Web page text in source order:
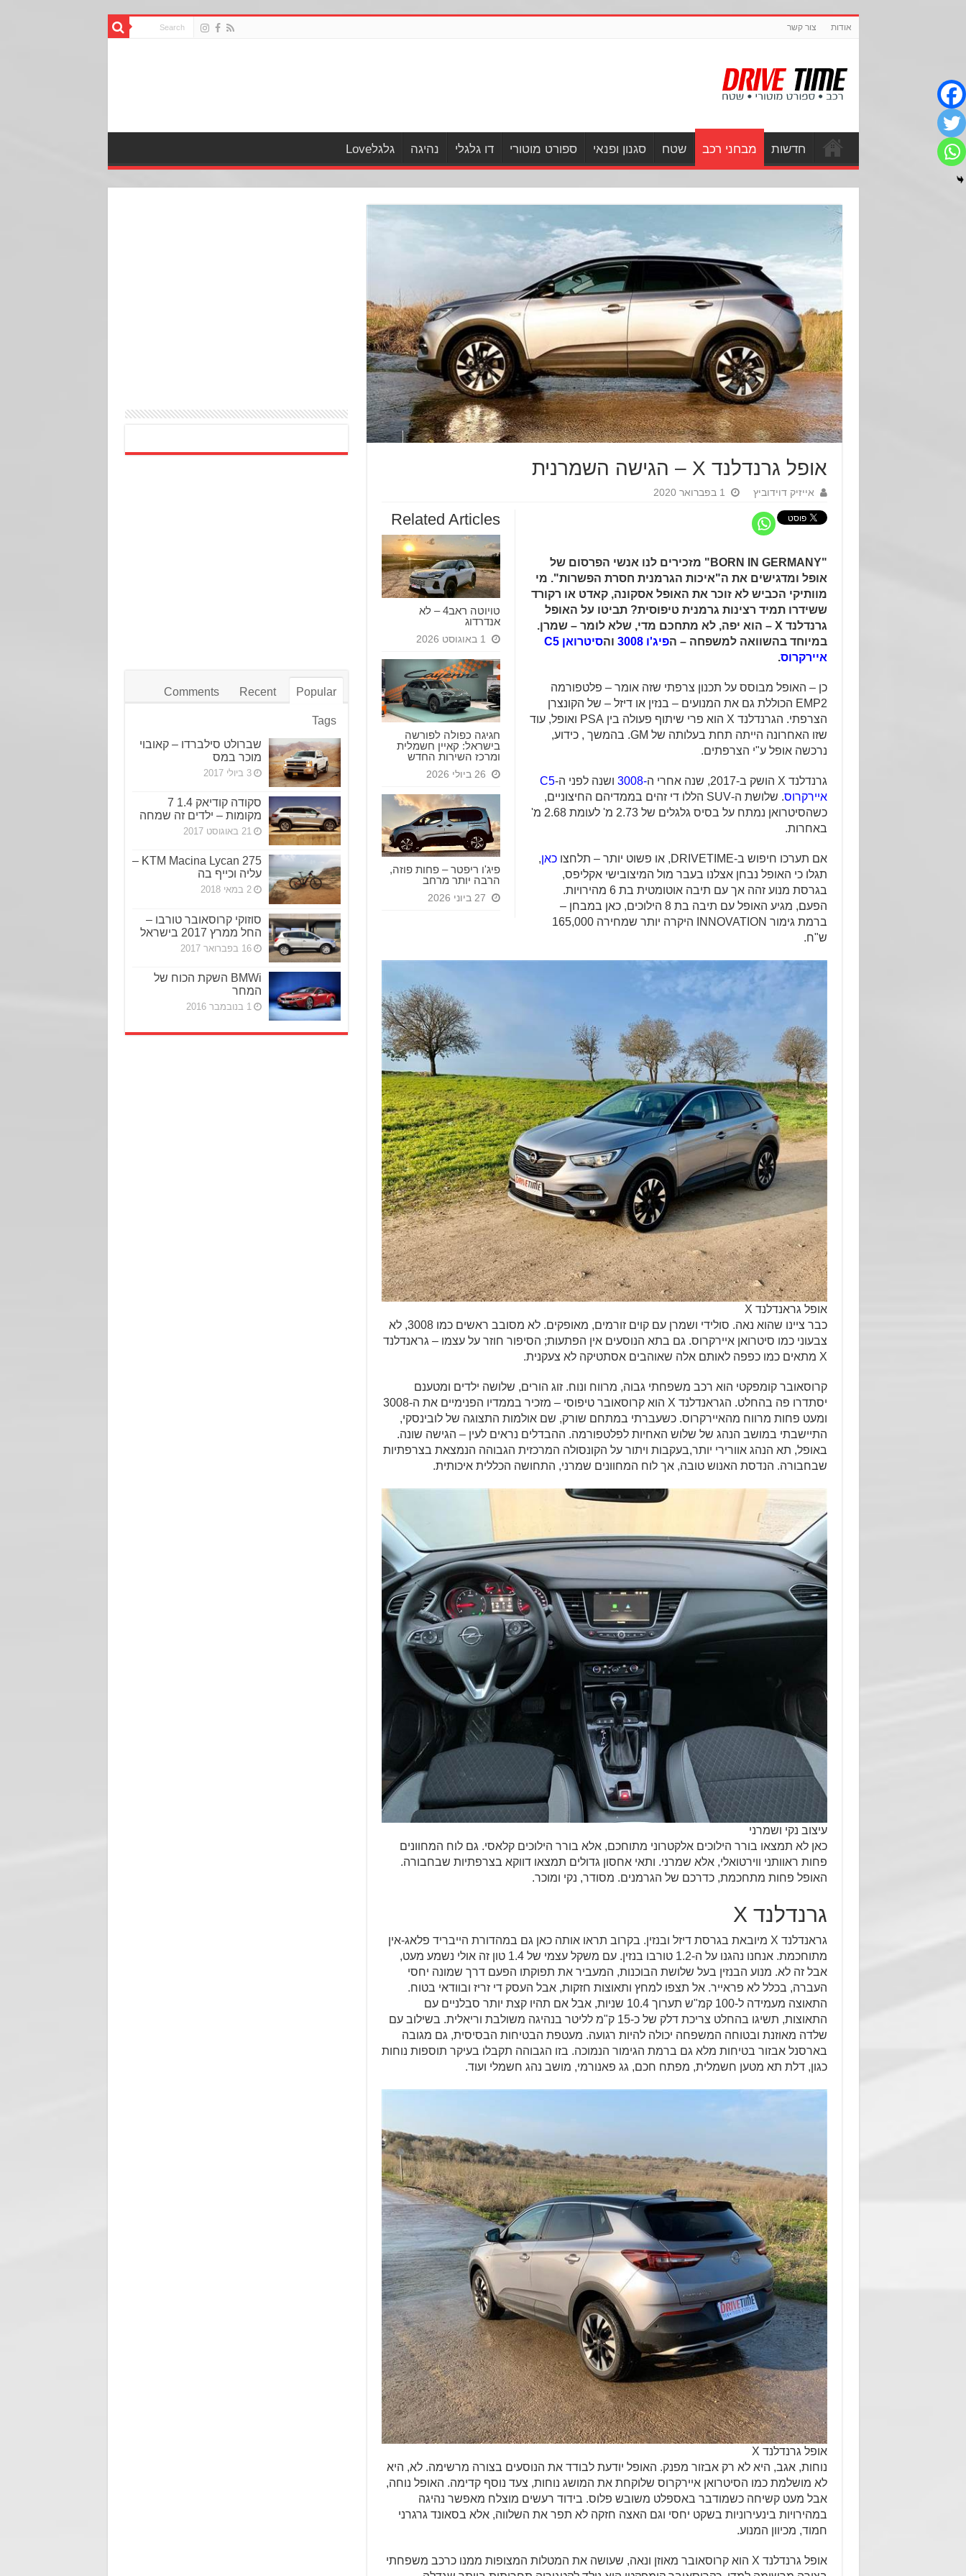
אודות צור קשר
חדשות מבחני רכב שטח סגנון ופנאי ספורט מוטורי דו גלגלי נהיגה גלגלLove
אופל גרנדלנד X – הגישה השמרנית
אייזיק דוידוביץ 1 בפברואר 2020
Related Articles
טויוטה ראב4 – לא
אנדרדוג
1 באוגוסט 2026
חגיגה כפולה לפורשה
בישראל: קאיין חשמלית
ומרכז השירות החדש
26 ביולי 2026
פיג'ו ריפטר – פחות פוזה,
הרבה יותר מרחב
27 ביוני 2026
"BORN IN GERMANY" מזכירים לנו אנשי הפרסום של
אופל ומדגישים את ה"איכות הגרמנית חסרת הפשרות". מי
מוותיקי הכביש לא זוכר את האופל אסקונה, קאדט או רקורד
ששידרו תמיד רצינות גרמנית טיפוסית? תביטו על האופל
גרנדלנד X – הוא יפה, לא מתחכם מדי, שלא לומר – שמרן.
במיוחד בהשוואה למשפחה – הפיג'ו3008 וה
סיטרואן C5
איירקרוס.
כן – האופל מבוסס על תכנון צרפתי שזה אומר – פלטפורמה
EMP2 הכוללת גם את המנועים – בנזין או דיזל – של הקונצרן
הצרפתי. הגרנדלנד X הוא פרי שיתוף פעולה בין PSA ואופל, עוד
שזו האחרונה הייתה תחת בעלותה של GM. בהמשך , כידוע,
נרכשה אופל ע"י הצרפתים.
גרנדלנד X הושק ב-2017, שנה אחרי ה -3008 ושנה לפני ה-C5
איירקרוס
. שלושת ה-SUV הללו די זהים בממדיהם החיצוניים,
כשהסיטרואן נמתח על בסיס גלגלים של 2.73 מ' לעומת 2.68 מ'
באחרות.
אם תערכו חיפוש ב-DRIVETIME, או פשוט יותר – תלחצו כאן,
תגלו כי האופל נבחן אצלנו בעבר מול המיצובישי אקליפס,
בגרסת מנוע זהה אך עם תיבה אוטומטית בת 6 מהירויות.
הפעם, מגיע האופל עם תיבה בת 8 הילוכים, כאן במבחן –
ברמת גימור INNOVATION היקרה יותר שמחירה 165,000
ש"ח.
אופל גראנדלנד X
כבר ציינו שהוא נאה. סולידי ושמרן עם קוים זורמים, מאופקים. לא מסובב ראשים כמו 3008, לא
צבעוני כמו סיטרואן איירקרוס. גם בתא הנוסעים אין הפתעות; הסיפור חוזר על עצמו – גראנדלנד
X מתאים כמו כפפה לאותם אלה שאוהבים אסתטיקה לא צעקנית.
קרוסאובר קומפקטי הוא רכב משפחתי גבוה, מרווח ונוח. זוג הורים, שלושה ילדים ומטענם
יסתדרו פה בהחלט. הגראנדלנד X הוא קרוסאובר טיפוסי – מזכיר בממדיו הפנימיים את ה-3008
ומעט פחות מרווח מהאיירקרוס. כשעברתי במתחם שורק, שם אולמות התצוגה של לובינסקי,
התיישבתי במושב הנהג של שלוש האחיות לפלטפורמה. ההבדלים נראים לעין – הגישה שונה.
באופל, תא הנהג אוורירי יותר,בעקבות ויתור על הקונסולה המרכזית הגבוהה הנמצאת בצרפתיות
שבחבורה. הנדסת האנוש טובה, אך לוח המחוונים שמרני, התחושה הכללית איכותית.
עיצוב נקי ושמרני
כאן לא תמצאו בורר הילוכים אלקטרוני מתוחכם, אלא בורר הילוכים קלאסי. גם לוח המחוונים
פחות ראוותני ווירטואלי, אלא שמרני. ותאי אחסון גדולים תמצאו דווקא בצרפתיות שבחבורה.
האופל פחות מתחכמת, כדרכם של הגרמנים. מסודר, נקי ומוכר.
גרנדלנד X
גראנדלנד X מיובאת בגרסת דיזל ובנזין. בקרוב תראו אותה כאן גם במהדורת הייבריד פלאג-אין
מתוחכמת. אנחנו נהגנו על ה-1.2 טורבו בנזין. עם משקל עצמי של 1.4 טון זה אולי נשמע מעט,
אבל זה לא. מנוע הבנזין בעל שלושת הבוכנות, המעביר את תפוקתו הפעם דרך שמונה יחסי
העברה, בכלל לא פראייר. אל תצפו למחץ ותאוצות חזקות, אבל העסק די זריז ובוודאי בטוח.
התאוצה מעמידה ל-100 קמ"ש תערוך 10.4 שניות, אבל אם תהיו קצת יותר סבלניים עם
התאוצות, תשיגו בהחלט צריכת דלק של כ-15 ק"מ לליטר בנהיגה משולבת וריאלית. בשילוב עם
שלדה מאוזנת ובטוחה המשפחה יכולה להיות רגועה. מעטפת הבטיחות הבסיסית, גם מגובה
בארסנל אבזור בטיחות מלא גם ברמת הגימור הנמוכה. בזו הגבוהה תקבלו בעיקר תוספות נוחות
כגון, דלת תא מטען חשמלית, מפתח חכם, גג פאנורמי, מושב נהג חשמלי ועוד.
אופל גרנדלנד X
נוחות, אגב, היא לא רק אבזור מפנק. האופל יודעת לבודד את הנוסעים בצורה מרשימה. לא, היא
לא מושלמת כמו הסיטרואן איירקרוס שלוקחת את המושג נוחות, צעד נוסף קדימה. האופל נוחה,
אבל מעט קשיחה כשמודבר באספלט משובש פלוס. בידוד רעשים מוצלח מאפשר נהיגה
במהירויות בינעירוניות בשקט יחסי וגם האצה חזקה לא תפר את השלווה, אלא בסאונד גרגרני
חמוד, מכיוון המנוע.
אופל גרנדלנד X הוא קרוסאובר מאוזן ונאה, שעושה את המטלות המצופות ממנו כרכב משפחתי
Popular
Recent
Comments
Tags
שברולט סילברדו – קאובוי
מוכר במס
3 ביולי 2017
סקודה קודיאק 1.4 7
מקומות – ילדים זה שמחה
21 באוגוסט 2017
KTM Macina Lycan 275 –
עליה וכייף בה
2 במאי 2018
סוזוקי קרוסאובר טורבו –
החל ממרץ 2017 בישראל
16 בפברואר 2017
BMWi השקת הכוח של
המחר
1 בנובמבר 2016